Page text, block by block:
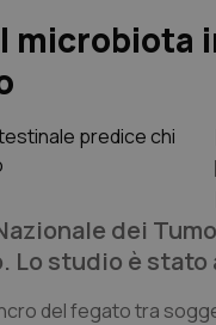
dei
studio è stato
del fegato tra